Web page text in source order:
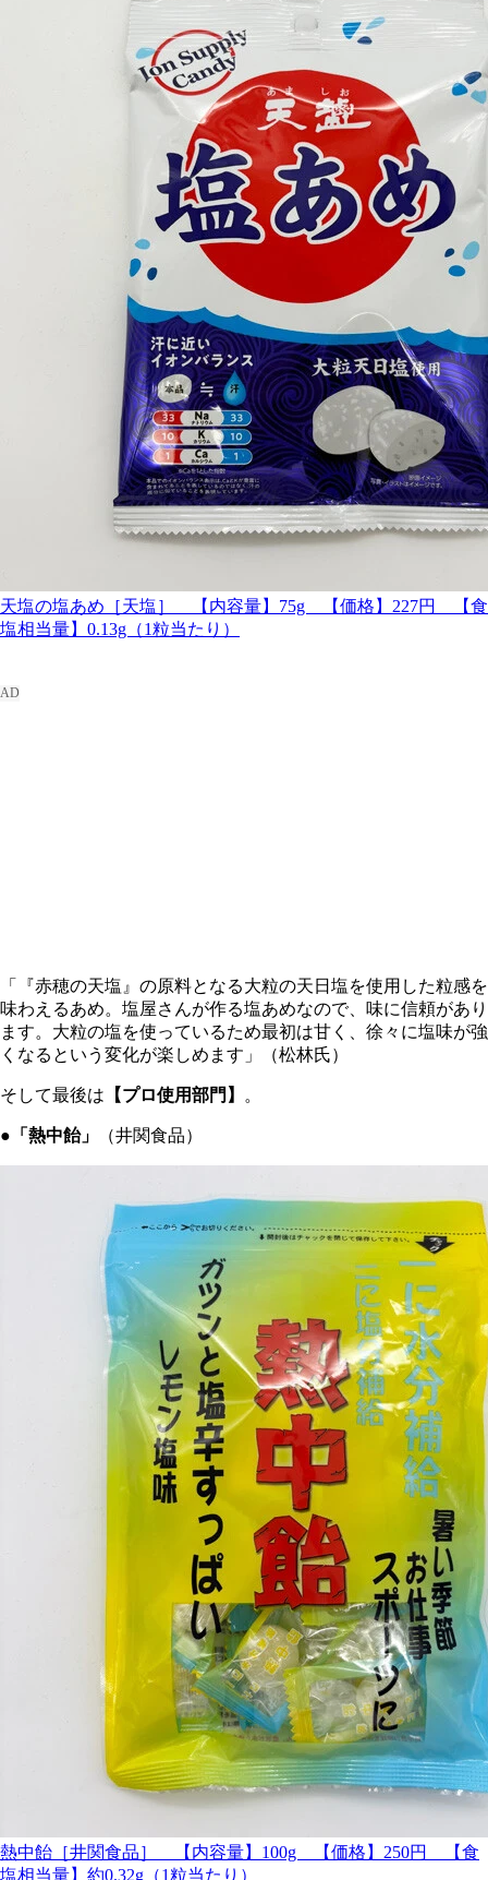
天塩の塩あめ［天塩］ 【内容量】75g 【価格】227円 【食
塩相当量】0.13g（1粒当たり）
「『赤穂の天塩』の原料となる大粒の天日塩を使用した粒感を
味わえるあめ。塩屋さんが作る塩あめなので、味に信頼があり
ます。大粒の塩を使っているため最初は甘く、徐々に塩味が強
くなるという変化が楽しめます」（松林氏）
そして最後は 【プロ使用部門】 。
●「熱中飴」 （井関食品）
熱中飴［井関食品］ 【内容量】100g 【価格】250円 【食
塩相当量】約0.32g（1粒当たり）